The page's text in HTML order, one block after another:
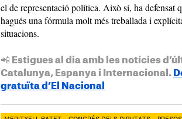
el de representació política. Això sí, ha defensat
hagués una fórmula molt més treballada i
situacions.
📲 Estigues al dia amb les notícies
Catalunya, Espanya i Internacional.
gratuïta d’El Nacional